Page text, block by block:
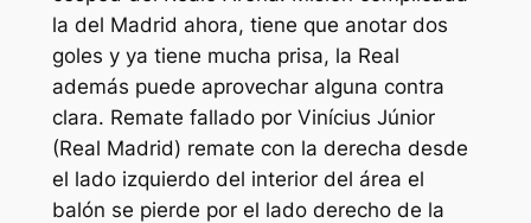
la del Madrid ahora, tiene que anotar dos
goles y ya tiene mucha prisa, la Real
además puede aprovechar alguna contra
clara. Remate fallado por Vinícius Júnior
(Real Madrid) remate con la derecha desde
el lado izquierdo del interior del área el
balón se pierde por el lado derecho de la